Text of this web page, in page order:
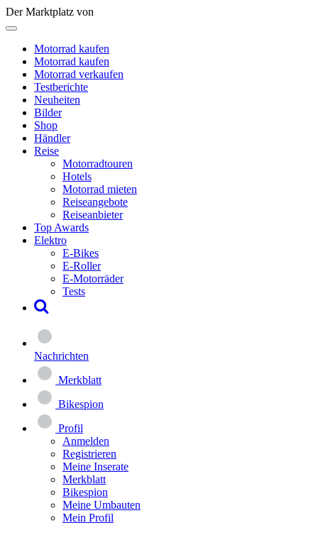
Der Marktplatz von
Motorrad kaufen
Motorrad kaufen
Motorrad verkaufen
Testberichte
Neuheiten
Bilder
Shop
Händler
Reise
Motorradtouren
Hotels
Motorrad mieten
Reiseangebote
Reiseanbieter
Top Awards
Elektro
E-Bikes
E-Roller
E-Motorräder
Tests
Nachrichten
Merkblatt
Bikespion
Profil
Anmelden
Registrieren
Meine Inserate
Merkblatt
Bikespion
Meine Umbauten
Mein Profil